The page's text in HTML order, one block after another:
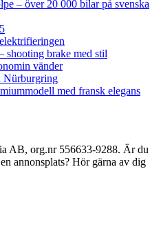
– över 20 000 bilar på svenska
shooting brake med stil
vänder
Nürburgring
med fransk elegans
AB, org.nr 556633-9288. Är du
annonsplats? Hör gärna av dig